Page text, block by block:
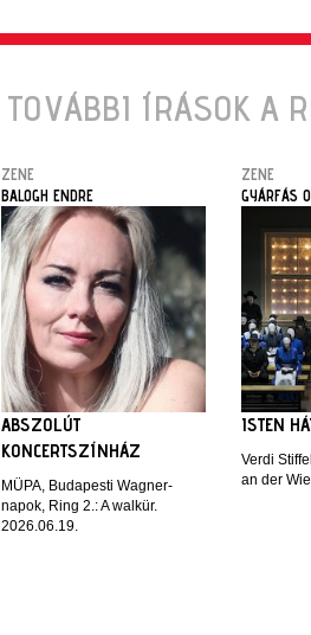
TOVÁBBI ÍRÁSOK A
ZENE
BALOGH ENDRE
ABSZOLÚT
KONCERTSZÍNHÁZ
MÜPA, Budapesti Wagner-
napok, Ring 2.: A walkür.
2026.06.19.
ZENE
GYÁRFÁS
ISTEN
Verdi
an der